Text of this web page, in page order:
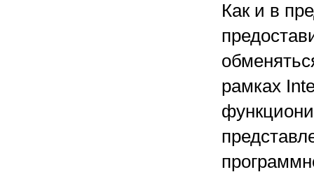
Как и в
рамках